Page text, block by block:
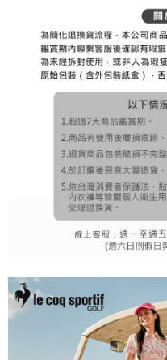
４．使用「AFTEE先享後付」時
時審查核予不同之上限額度；若
請求用戶進行身份認證。
５．嚴禁一人註冊多個帳號或使
恩沛科技股份有限公司將有權停
每筆NT$80，滿NT$2,000(含
離島宅配
每筆NT$280，滿NT$2,000(